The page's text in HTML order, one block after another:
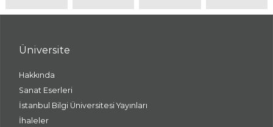
Üniversite
Hakkında
Sanat Eserleri
İstanbul Bilgi Üniversitesi Yayınları
İhaleler